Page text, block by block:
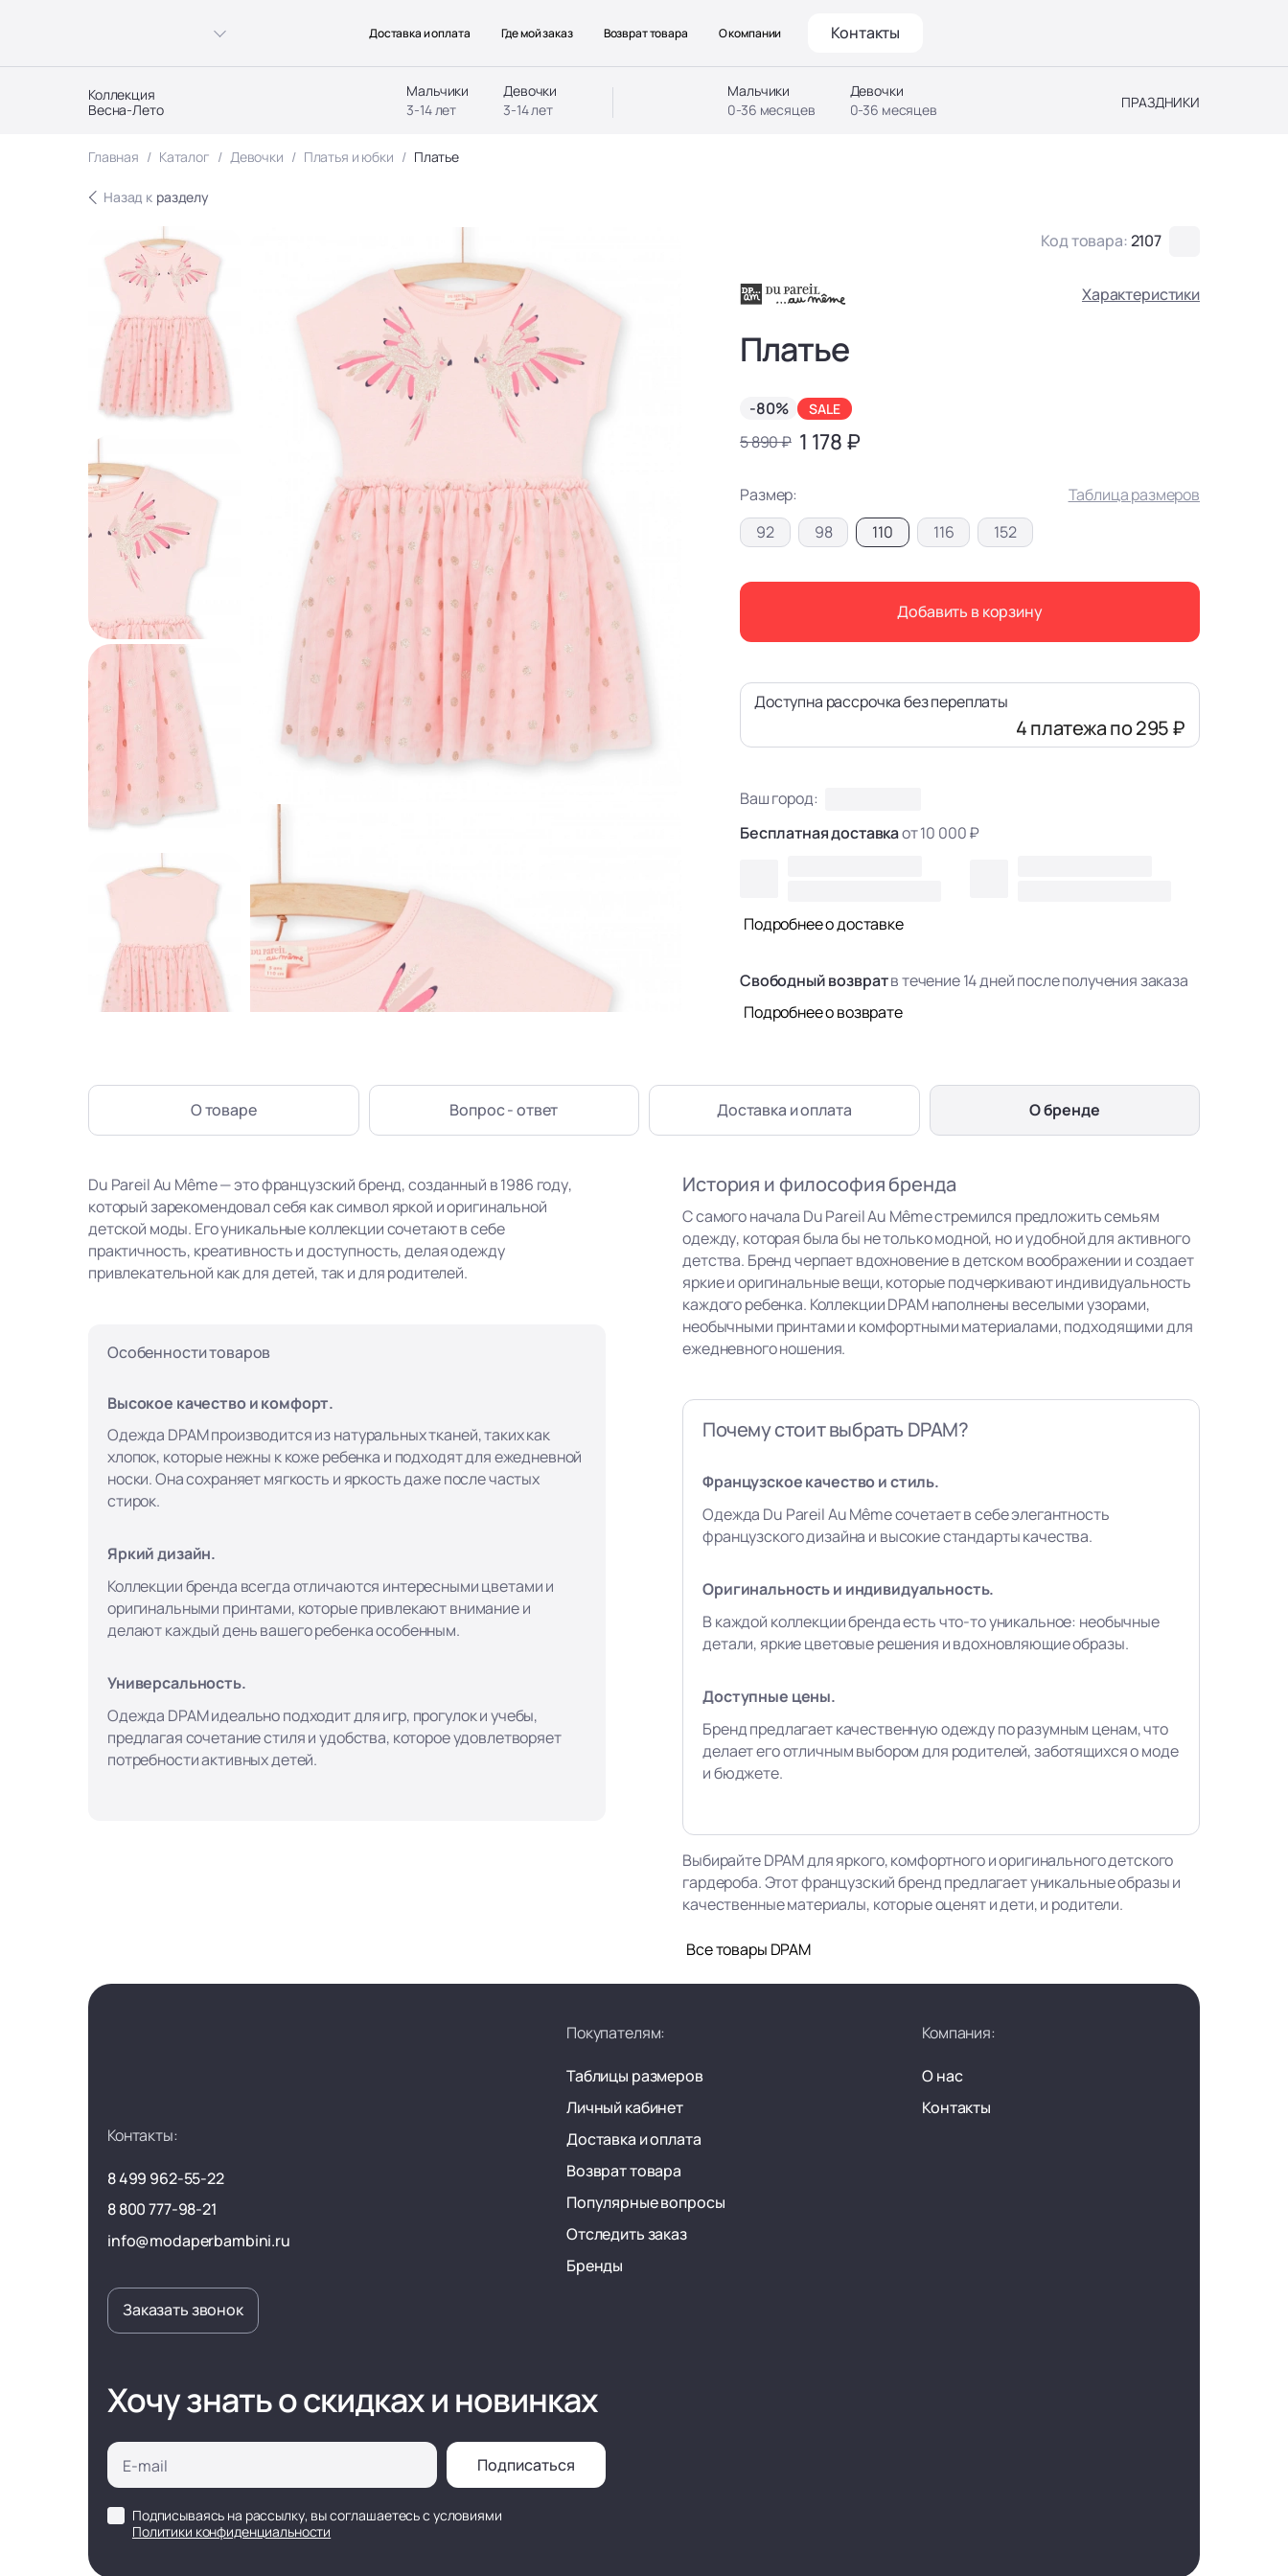
Коллекция
Весна-Лето
Мальчики
3-14 лет
Девочки
3-14 лет
Мальчики
0-36 месяцев
Девочки
0-36 месяцев
ПРАЗДНИКИ
Доставка и оплата Где мой заказ Возврат товара О компании Контакты
Главная Каталог Девочки Платья и юбки Платье
Назад к разделу
Код товара:2107
Характеристики
Платье
-80% SALE
5 890 ₽ 1 178 ₽
Размер:
Таблица размеров
92
98 110 116 152
Добавить в корзину
Доступна рассрочка без переплаты
4 платежапо 295 ₽
Ваш город:
Бесплатная доставкаот 10 000 ₽
Подробнее о доставке
Свободный возвратв течение 14 дней после получения заказа
Подробнее о возврате
О товаре Вопрос - ответ Доставка и оплата О бренде
Du Pareil Au Même — это французский бренд, созданный в 1986 году,
который зарекомендовал себя как символ яркой и оригинальной
детской моды. Его уникальные коллекции сочетают в себе
практичность, креативность и доступность, делая одежду
привлекательной как для детей, так и для родителей.
Особенности товаров
Высокое качество и комфорт.
Одежда DPAM производится из натуральных тканей, таких как
хлопок, которые нежны к коже ребенка и подходят для ежедневной
носки. Она сохраняет мягкость и яркость даже после частых
стирок.
Яркий дизайн.
Коллекции бренда всегда отличаются интересными цветами и
оригинальными принтами, которые привлекают внимание и
делают каждый день вашего ребенка особенным.
Универсальность.
Одежда DPAM идеально подходит для игр, прогулок и учебы,
предлагая сочетание стиля и удобства, которое удовлетворяет
потребности активных детей.
История и философия бренда
С самого начала Du Pareil Au Même стремился предложить семьям
одежду, которая была бы не только модной, но и удобной для активного
детства. Бренд черпает вдохновение в детском воображении и создает
яркие и оригинальные вещи, которые подчеркивают индивидуальность
каждого ребенка. Коллекции DPAM наполнены веселыми узорами,
необычными принтами и комфортными материалами, подходящими для
ежедневного ношения.
Почему стоит выбрать DPAM?
Французское качество и стиль.
Одежда Du Pareil Au Même сочетает в себе элегантность
французского дизайна и высокие стандарты качества.
Оригинальность и индивидуальность.
В каждой коллекции бренда есть что-то уникальное: необычные
детали, яркие цветовые решения и вдохновляющие образы.
Доступные цены.
Бренд предлагает качественную одежду по разумным ценам, что
делает его отличным выбором для родителей, заботящихся о моде
и бюджете.
Выбирайте DPAM для яркого, комфортного и оригинального детского
гардероба. Этот французский бренд предлагает уникальные образы и
качественные материалы, которые оценят и дети, и родители.
Все товары DPAM
Контакты:
8 499 962-55-22
8 800 777-98-21
info@modaperbambini.ru
Заказать звонок
Покупателям:
Таблицы размеров
Личный кабинет
Доставка и оплата
Возврат товара
Популярные вопросы
Отследить заказ
Бренды
Компания:
О нас
Контакты
Хочу знать о скидках и новинках
Подписаться
Подписываясь на рассылку, вы соглашаетесь с условиями
Политики конфиденциальности